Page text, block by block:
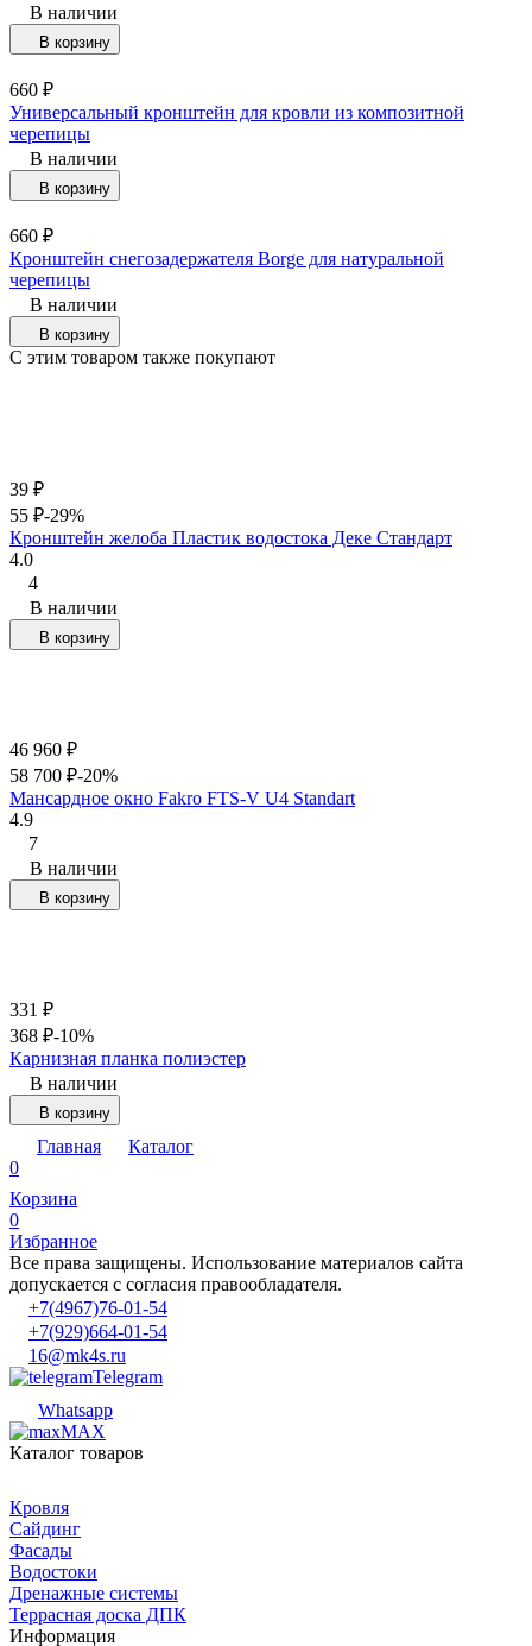
В наличии
В корзину
660 ₽
Универсальный кронштейн для кровли из композитной
черепицы
В наличии
В корзину
660 ₽
Кронштейн снегозадержателя Borge для натуральной
черепицы
В наличии
В корзину
C этим товаром также покупают
39 ₽
55 ₽-29%
Кронштейн желоба Пластик водостока Деке Стандарт
4.0
4
В наличии
В корзину
46 960 ₽
58 700 ₽-20%
Мансардное окно Fakro FTS-V U4 Standart
4.9
7
В наличии
В корзину
331 ₽
368 ₽-10%
Карнизная планка полиэстер
В наличии
В корзину
Главная
Каталог
0
Корзина
0
Избранное
Все права защищены. Использование материалов сайта
допускается с согласия правообладателя.
+7(4967)76-01-54
+7(929)664-01-54
16@mk4s.ru
Telegram
Whatsapp
MAX
Каталог товаров
Кровля
Сайдинг
Фасады
Водостоки
Дренажные системы
Террасная доска ДПК
Информация